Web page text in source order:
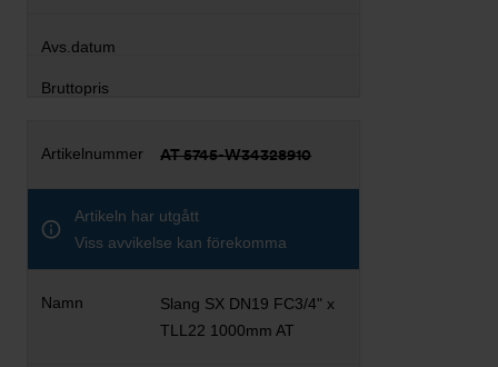
AT 5745-W34328910
Artikeln har utgått
Viss avvikelse kan förekomma
Slang SX DN19 FC3/4" x
TLL22 1000mm AT